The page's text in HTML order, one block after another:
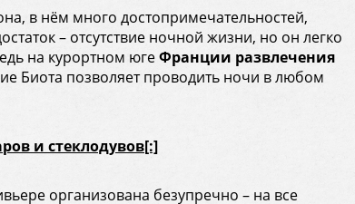
в нём много достопримечательностей,
– отсутствие ночной жизни, но он легко
на курортном югеФранции развлечения
Биота позволяет проводить ночи в любом
и стеклодувов[:]
организована безупречно – на все